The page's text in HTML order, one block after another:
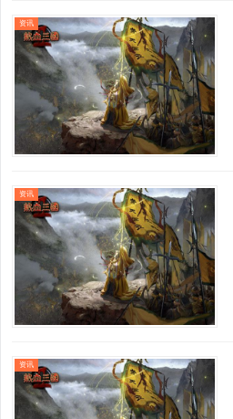
资讯
资讯
资讯